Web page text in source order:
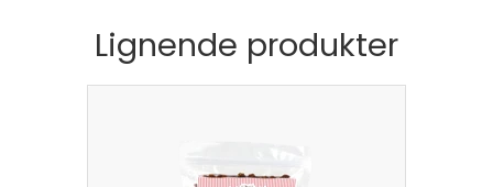
Lignende produkter